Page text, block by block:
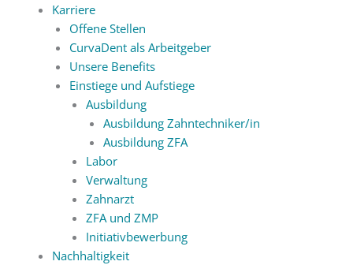
Karriere
Offene Stellen
CurvaDent als Arbeitgeber
Unsere Benefits
Einstiege und Aufstiege
Ausbildung
Ausbildung Zahntechniker/in
Ausbildung ZFA
Labor
Verwaltung
Zahnarzt
ZFA und ZMP
Initiativbewerbung
Nachhaltigkeit